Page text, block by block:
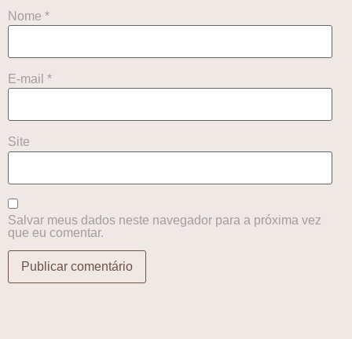
Nome *
E-mail *
Site
Salvar meus dados neste navegador para a próxima vez
que eu comentar.